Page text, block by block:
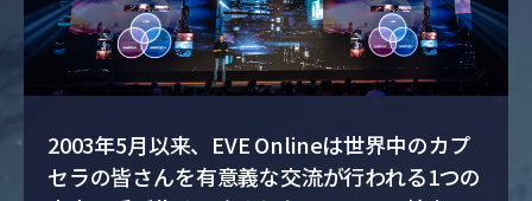
2003年5月以来、EVE Onlineは世界中のカプ
セラの皆さんを有意義な交流が行われる1つの